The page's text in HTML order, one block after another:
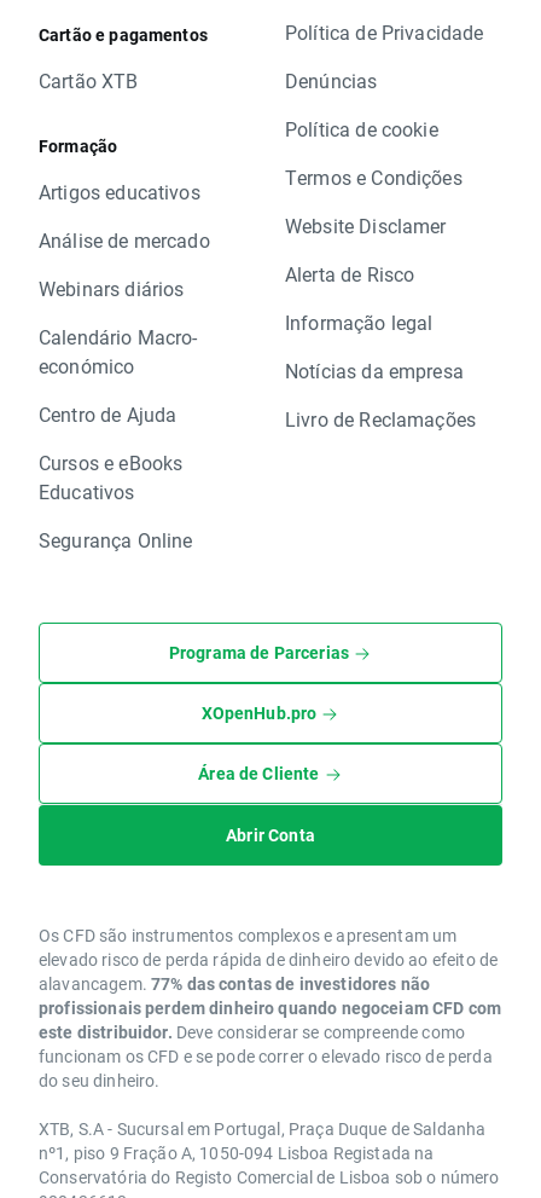
Cartão e pagamentos
Cartão XTB
Formação
Artigos educativos
Análise de mercado
Webinars diários
Calendário Macro-
económico
Centro de Ajuda
Cursos e eBooks
Educativos
Segurança Online
Política de Privacidade
Denúncias
Política de cookie
Termos e Condições
Website Disclamer
Alerta de Risco
Informação legal
Notícias da empresa
Livro de Reclamações
Programa de Parcerias
XOpenHub.pro
Área de Cliente
Abrir Conta
Os CFD são instrumentos complexos e apresentam um
elevado risco de perda rápida de dinheiro devido ao efeito de
alavancagem. 77% das contas de investidores não
profissionais perdem dinheiro quando negoceiam CFD com
este distribuidor. Deve considerar se compreende como
funcionam os CFD e se pode correr o elevado risco de perda
do seu dinheiro.
XTB, S.A - Sucursal em Portugal, Praça Duque de Saldanha
nº1, piso 9 Fração A, 1050-094 Lisboa Registada na
Conservatória do Registo Comercial de Lisboa sob o número